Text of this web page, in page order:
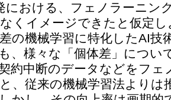
における、フェノラーニン
くイメージできたと仮定
の機械学習に特化したAI技
、様々な「個体差」につい
約中断のデータなどをフェ
、従来の機械学習法よりは